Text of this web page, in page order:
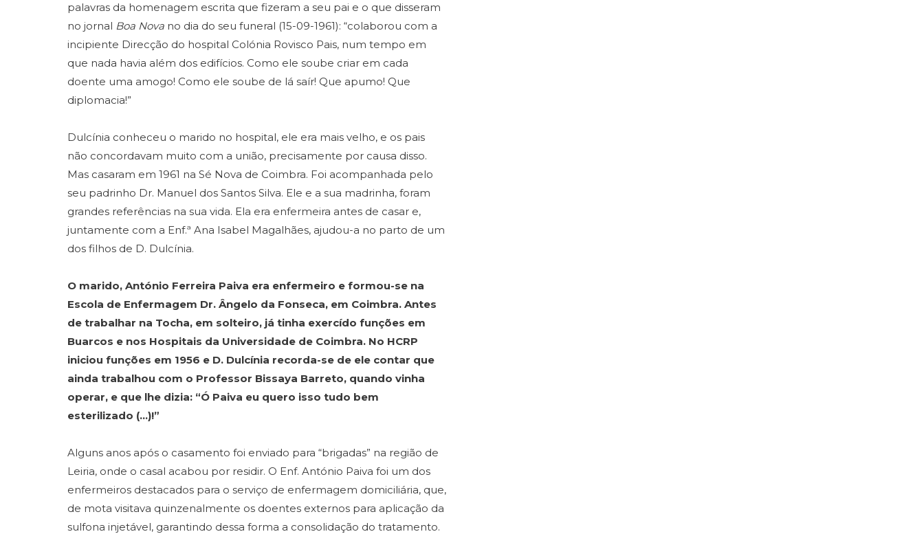
palavras da homenagem escrita que fizeram a seu pai e o que disseram
no jornal Boa Nova no dia do seu funeral (15-09-1961): “colaborou com a
incipiente Direcção do hospital Colónia Rovisco Pais, num tempo em
que nada havia além dos edifícios. Como ele soube criar em cada
doente uma amogo! Como ele soube de lá saír! Que apumo! Que
diplomacia!”
Dulcínia conheceu o marido no hospital, ele era mais velho, e os pais
não concordavam muito com a união, precisamente por causa disso.
Mas casaram em 1961 na Sé Nova de Coimbra. Foi acompanhada pelo
seu padrinho Dr. Manuel dos Santos Silva. Ele e a sua madrinha, foram
grandes referências na sua vida. Ela era enfermeira antes de casar e,
juntamente com a Enf.ª Ana Isabel Magalhães, ajudou-a no parto de um
dos filhos de D. Dulcínia.
O marido, António Ferreira Paiva era enfermeiro e formou-se na
Escola de Enfermagem Dr. Ângelo da Fonseca, em Coimbra. Antes
de trabalhar na Tocha, em solteiro, já tinha exercído funções em
Buarcos e nos Hospitais da Universidade de Coimbra. No HCRP
iniciou funções em 1956 e D. Dulcínia recorda-se de ele contar que
ainda trabalhou com o Professor Bissaya Barreto, quando vinha
operar, e que lhe dizia: “Ó Paiva eu quero isso tudo bem
esterilizado (…)!”
Alguns anos após o casamento foi enviado para “brigadas” na região de
Leiria, onde o casal acabou por residir. O Enf. António Paiva foi um dos
enfermeiros destacados para o serviço de enfermagem domiciliária, que,
de mota visitava quinzenalmente os doentes externos para aplicação da
sulfona injetável, garantindo dessa forma a consolidação do tratamento.